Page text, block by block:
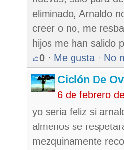
eliminado, Arnaldo
creer o no, me
hijos me han salido
0 · Me gusta · No
Ciclón De
6 de febrero
yo seria feliz si
almenos se
mezquinamente